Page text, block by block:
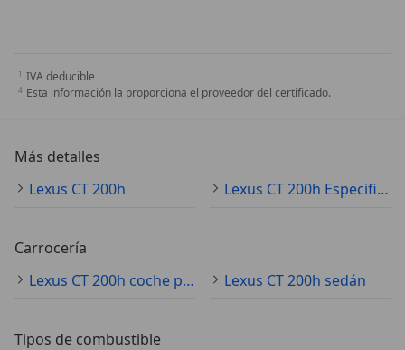
IVA deducible
Esta información la proporciona el proveedor del certificado.
Más detalles
Lexus CT 200h
Lexus CT 200h Especificaciones técnicas
Carrocería
Lexus CT 200h coche pequeño
Lexus CT 200h sedán
Tipos de combustible